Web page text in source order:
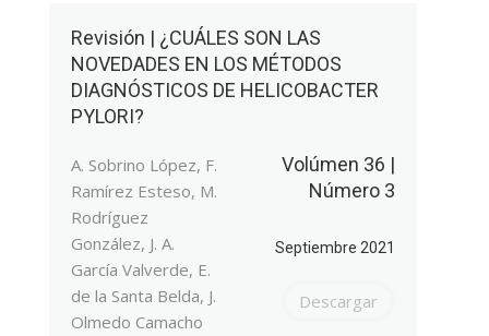
Revisión | ¿CUÁLES SON LAS
NOVEDADES EN LOS MÉTODOS
DIAGNÓSTICOS DE HELICOBACTER
PYLORI?
A. Sobrino López, F.
Ramírez Esteso, M.
Rodríguez
González, J. A.
García Valverde, E.
de la Santa Belda, J.
Olmedo Camacho
Volúmen 36 |
Número 3
Septiembre 2021
Descargar